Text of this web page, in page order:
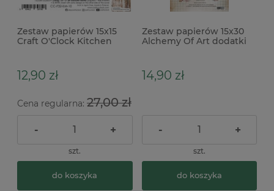
Zestaw papierów 15x15
Craft O'Clock Kitchen
12,90 zł
Cena regularna: 27,00 zł
- +
szt.
do koszyka
Zestaw papierów 15x30
Alchemy Of Art dodatki
14,90 zł
- +
szt.
do koszyka